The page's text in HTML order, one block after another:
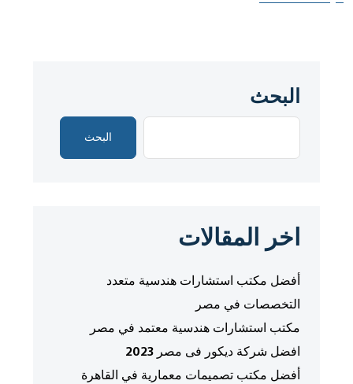
البحث
البحث
اخر المقالات
أفضل مكتب استشارات هندسية متعدد
التخصصات في مصر
مكتب استشارات هندسية معتمد في مصر
افضل شركة ديكور فى مصر 2023
أفضل مكتب تصميمات معمارية في القاهرة